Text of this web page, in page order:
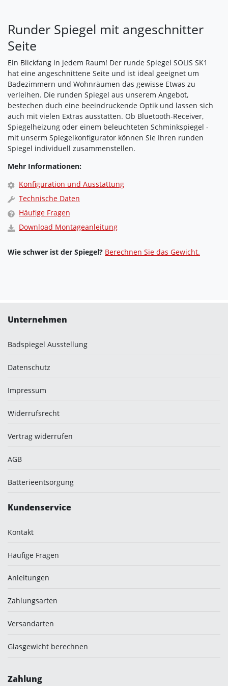
Runder Spiegel mit angeschnitter
Seite
Ein Blickfang in jedem Raum! Der runde Spiegel SOLIS SK1
hat eine angeschnittene Seite und ist ideal geeignet um
Badezimmern und Wohnräumen das gewisse Etwas zu
verleihen. Die runden Spiegel aus unserem Angebot,
bestechen duch eine beeindruckende Optik und lassen sich
auch mit vielen Extras ausstatten. Ob Bluetooth-Receiver,
Spiegelheizung oder einem beleuchteten Schminkspiegel -
mit unserm Spiegelkonfigurator können Sie Ihren runden
Spiegel individuell zusammenstellen.
Mehr Informationen:
Konfiguration und Ausstattung
Technische Daten
Häufige Fragen
Download Montageanleitung
Wie schwer ist der Spiegel? Berechnen Sie das Gewicht.
Unternehmen
Badspiegel Ausstellung
Datenschutz
Impressum
Widerrufsrecht
Vertrag widerrufen
AGB
Batterieentsorgung
Kundenservice
Kontakt
Häufige Fragen
Anleitungen
Zahlungsarten
Versandarten
Glasgewicht berechnen
Zahlung